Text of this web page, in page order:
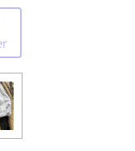
prijs